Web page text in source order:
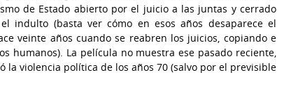
de Estado abierto por el juicio a las juntas y cerrado
indulto (basta ver cómo en esos años desaparece el
veinte años cuando se reabren los juicios, copiando e
humanos). La película no muestra ese pasado reciente,
la violencia política de los años 70 (salvo por el previsible